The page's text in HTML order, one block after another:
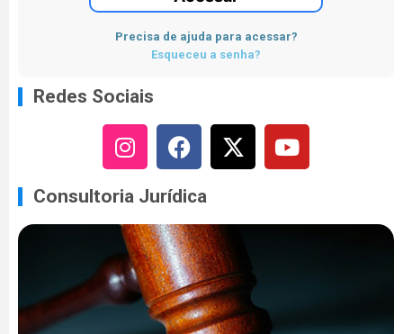
Precisa de ajuda para acessar?
Esqueceu a senha?
Redes Sociais
Consultoria Jurídica